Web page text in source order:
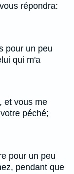
répondra:
pour un peu
qui m'a
et vous me
péché;
pour un peu
pendant que